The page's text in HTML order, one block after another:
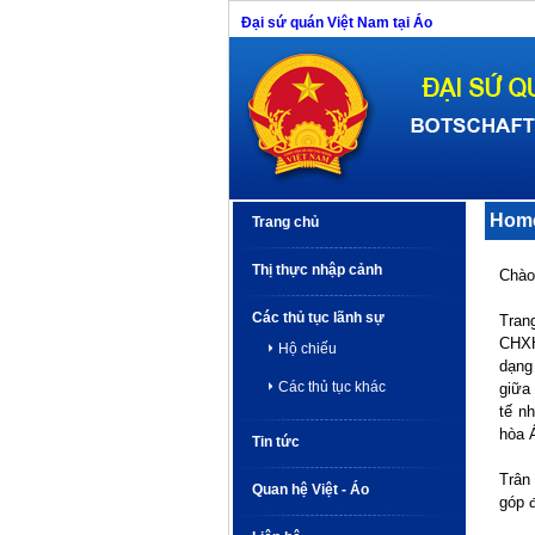
Đại sứ quán Việt Nam tại Áo
giữa
tế
hòa
góp
Trang chủ
Thị thực nhập cảnh
Các thủ tục lãnh sự
Hộ chiếu
Các thủ tục khác
Tin tức
Quan hệ Việt - Áo